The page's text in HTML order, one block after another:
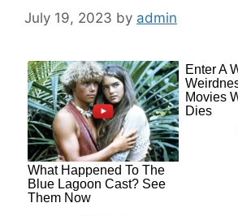
July 19, 2023 by admin